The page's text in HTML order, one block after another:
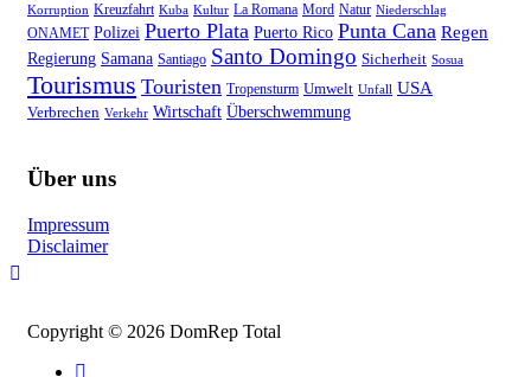
Korruption Kreuzfahrt Kuba Kultur La Romana Mord Natur Niederschlag
ONAMET Polizei Puerto Plata Puerto Rico Punta Cana Regen
Regierung Samana Santiago Santo Domingo Sicherheit Sosua
Tourismus Touristen Tropensturm Umwelt Unfall USA
Verbrechen Verkehr Wirtschaft Überschwemmung
Über uns
Impressum
Disclaimer
Copyright © 2026 DomRep Total